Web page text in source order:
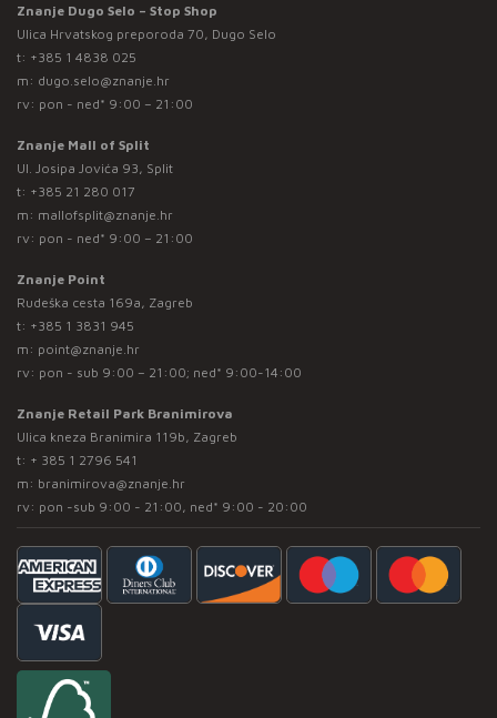
Znanje Dugo Selo – Stop Shop
Ulica Hrvatskog preporoda 70, Dugo Selo
t: +385 1 4838 025
m: dugo.selo@znanje.hr
rv: pon - ned* 9:00 – 21:00
Znanje Mall of Split
Ul. Josipa Jovića 93, Split
t: +385 21 280 017
m: mallofsplit@znanje.hr
rv: pon - ned* 9:00 – 21:00
Znanje Point
Rudeška cesta 169a, Zagreb
t: +385 1 3831 945
m: point@znanje.hr
rv: pon - sub 9:00 – 21:00; ned* 9:00-14:00
Znanje Retail Park Branimirova
Ulica kneza Branimira 119b, Zagreb
t: + 385 1 2796 541
m: branimirova@znanje.hr
rv: pon -sub 9:00 - 21:00, ned* 9:00 - 20:00